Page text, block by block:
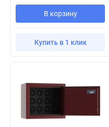
В корзину
Купить в 1 клик